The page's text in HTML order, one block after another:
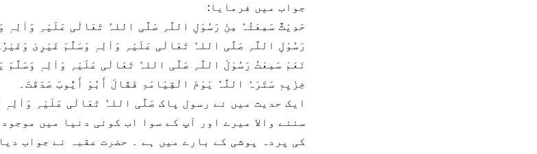
جواب میں فرمایا:
حَدِیْثٌ سَمِعْتُہُ مِنْ رَسُوْلِ اللَّہِ صَلَّی اللہُ تَعَالٰی عَلَیْہِ وَاٰلِہٖ
رَسُوْلِ اللَّہِ صَلَّی اللہُ تَعَالٰی عَلَیْہِ وَاٰلِہٖ وَسَلَّمَ غَیْرِیْ
نَعَمْ سَمِعْتُ رَسُوْلَ اللَّہِ صَلَّی اللہُ تَعَالٰی عَلَیْہِ وَاٰلِہٖ وَسَلَّمَ
خِزْیِۃٖ سَتَرَہٗ اللَّہُ یَوْمَ الْقِیَامَۃِ فَقَالَ أَبُوْ أَیُّوبَ صَدَقْتَ۔
ایک حدیث میں نے رسول پاک صَلَّی اللہُ تَعَالٰی عَلَیْہِ وَاٰلِہٖ
سننے والا میرے اور آپ کے سوا اب کوئی دنیا میں
کی پردہ پوشی کے بارے میں ہے ۔ حضرت عقبہ نے جواب